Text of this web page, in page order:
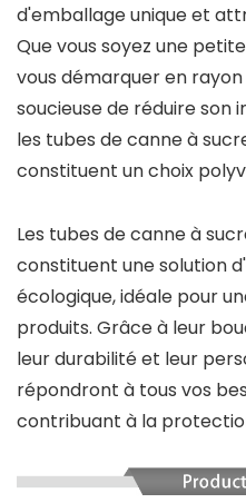
d'emballage unique et
Que vous soyez une
vous démarquer en
soucieuse de réduire
les tubes de canne à
constituent un choix
Les tubes de canne à
constituent une solution
écologique, idéale pour
produits. Grâce à leur
leur durabilité et leur
répondront à tous vos
contribuant à la